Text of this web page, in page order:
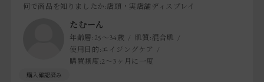
何で商品を知りましたか:店頭・実店舗ディスプレイ
たむーん
年齢層:25～34歳 肌質:混合肌
使用目的:エイジングケア
購買頻度:2～3ヶ月に一度